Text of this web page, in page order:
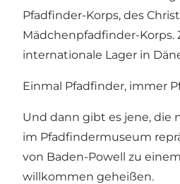
Pfadfinder-Korps, des
Mädchenpfadfinder-Korps.
internationale Lager in
Einmal Pfadfinder, immer
Und dann gibt es jene, die
im Pfadfindermuseum
von Baden-Powell zu
willkommen geheißen.